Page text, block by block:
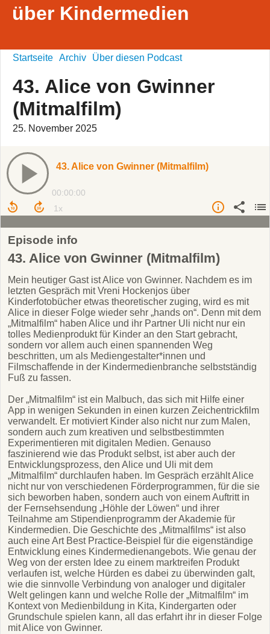
über Kindermedien
Startseite Archiv Über diesen Podcast
43. Alice von Gwinner
(Mitmalfilm)
25. November 2025
43. Alice von Gwinner (Mitmalfilm)
00:00:00
Episode info
43. Alice von Gwinner (Mitmalfilm)
Mein heutiger Gast ist Alice von Gwinner. Nachdem es im
letzten Gespräch mit Vreni Hockenjos über
Kinderfotobücher etwas theoretischer zuging, wird es mit
Alice in dieser Folge wieder sehr „hands on“. Denn mit dem
„Mitmalfilm“ haben Alice und ihr Partner Uli nicht nur ein
tolles Medienprodukt für Kinder an den Start gebracht,
sondern vor allem auch einen spannenden Weg
beschritten, um als Mediengestalter*innen und
Filmschaffende in der Kindermedienbranche selbstständig
Fuß zu fassen.
Der „Mitmalfilm“ ist ein Malbuch, das sich mit Hilfe einer
App in wenigen Sekunden in einen kurzen Zeichentrickfilm
verwandelt. Er motiviert Kinder also nicht nur zum Malen,
sondern auch zum kreativen und selbstbestimmten
Experimentieren mit digitalen Medien. Genauso
faszinierend wie das Produkt selbst, ist aber auch der
Entwicklungsprozess, den Alice und Uli mit dem
„Mitmalfilm“ durchlaufen haben. Im Gespräch erzählt Alice
nicht nur von verschiedenen Förderprogrammen, für die sie
sich beworben haben, sondern auch von einem Auftritt in
der Fernsehsendung „Höhle der Löwen“ und ihrer
Teilnahme am Stipendienprogramm der Akademie für
Kindermedien. Die Geschichte des „Mitmalfilms“ ist also
auch eine Art Best Practice-Beispiel für die eigenständige
Entwicklung eines Kindermedienangebots. Wie genau der
Weg von der ersten Idee zu einem marktreifen Produkt
verlaufen ist, welche Hürden es dabei zu überwinden galt,
wie die sinnvolle Verbindung von analoger und digitaler
Welt gelingen kann und welche Rolle der „Mitmalfilm“ im
Kontext von Medienbildung in Kita, Kindergarten oder
Grundschule spielen kann, all das erfahrt ihr in dieser Folge
mit Alice von Gwinner.